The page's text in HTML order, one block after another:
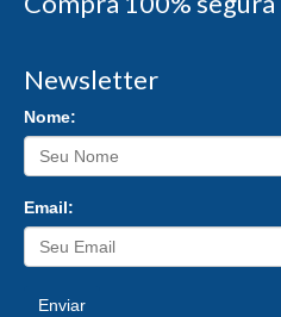
Newsletter
Nome:
Email:
Enviar